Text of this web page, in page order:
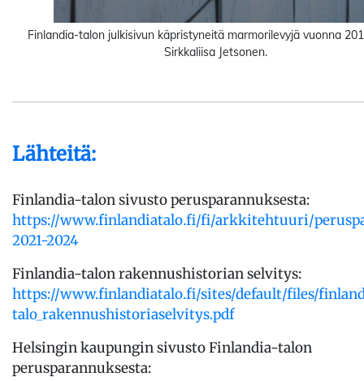
Finlandia-talon julkisivun käpristyneitä marmorilevyjä vuonna
Sirkkaliisa Jetsonen.
Lähteitä:
Finlandia-talon sivusto perusparannuksesta:
https://www.finlandiatalo.fi/fi/arkkitehtuuri/
2021-2024
Finlandia-talon rakennushistorian selvitys:
https://www.finlandiatalo.fi/sites/default/files/
talo_rakennushistoriaselvitys.pdf
Helsingin kaupungin sivusto Finlandia-talon
perusparannuksesta: